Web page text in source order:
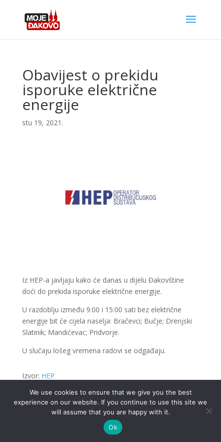
Obavijest o prekidu
isporuke električne
energije
stu 19, 2021.
Iz HEP-a javljaju kako će danas u dijelu Đakovštine
doći do prekida isporuke električne energije.
U razdoblju između 9:00 i 15:00 sati bez električne
energije bit će cijela naselja: Bračevci; Bučje; Drenjski
Slatinik; Mandićevac; Pridvorje.
U slučaju lošeg vremena radovi se odgađaju.
Izvor: HEP
.
We use cookies to ensure that we give you the best
experience on our website. If you continue to use this site we
will assume that you are happy with it.
Ok